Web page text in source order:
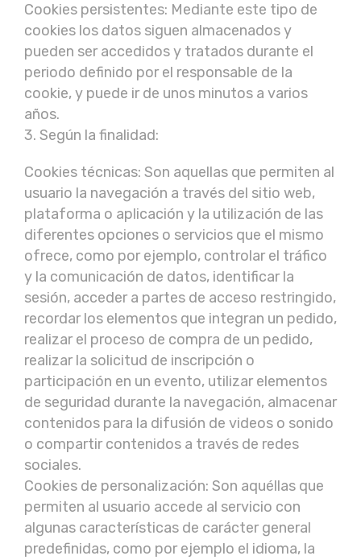
Cookies persistentes: Mediante este tipo de
cookies los datos siguen almacenados y
pueden ser accedidos y tratados durante el
periodo definido por el responsable de la
cookie, y puede ir de unos minutos a varios
años.
3. Según la finalidad:
Cookies técnicas: Son aquellas que permiten al
usuario la navegación a través del sitio web,
plataforma o aplicación y la utilización de las
diferentes opciones o servicios que el mismo
ofrece, como por ejemplo, controlar el tráfico
y la comunicación de datos, identificar la
sesión, acceder a partes de acceso restringido,
recordar los elementos que integran un pedido,
realizar el proceso de compra de un pedido,
realizar la solicitud de inscripción o
participación en un evento, utilizar elementos
de seguridad durante la navegación, almacenar
contenidos para la difusión de videos o sonido
o compartir contenidos a través de redes
sociales.
Cookies de personalización: Son aquéllas que
permiten al usuario accede al servicio con
algunas características de carácter general
predefinidas, como por ejemplo el idioma, la